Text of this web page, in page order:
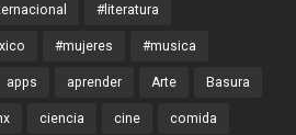
#literatura
#mujeres #musica
apps aprender Arte Basura
ciencia cine comida